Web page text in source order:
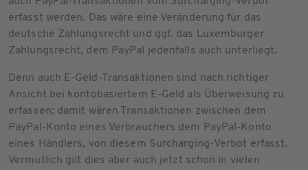
erfasst werden. Das wäre eine Veränderung für das
deutsche Zahlungsrecht und ggf. das Luxemburger
Zahlungsrecht, dem PayPal jedenfalls auch unterliegt.
Denn auch E-Geld-Transaktionen sind nach richtiger
Ansicht bei kontobasiertem E-Geld als Überweisung zu
erfassen; damit wären Transaktionen zwischen dem
PayPal-Konto eines Verbrauchers dem PayPal-Konto
eines Händlers, von diesem Surcharging-Verbot erfasst.
Vermutlich gilt dies aber auch jetzt schon in vielen